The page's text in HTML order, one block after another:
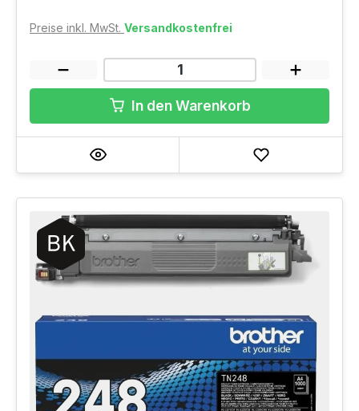
Preise inkl. MwSt. Versandkostenfrei
In den Warenkorb